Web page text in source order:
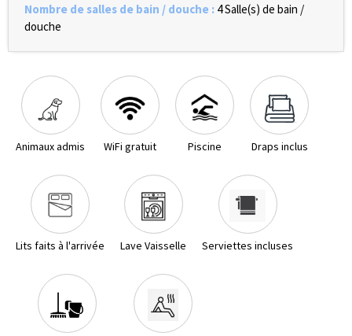
Nombre de salles de bain / douche : 4Salle(s) de bain /
douche
Animaux admis WiFi gratuit Piscine Draps inclus
Lits faits à l'arrivée Lave Vaisselle Serviettes incluses